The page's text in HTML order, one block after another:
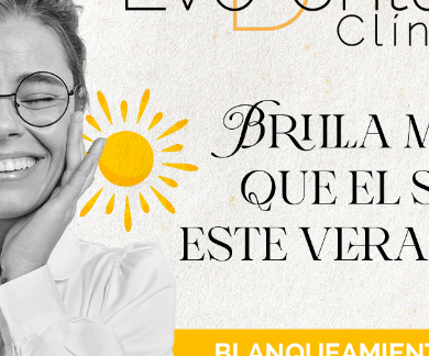
los regantes y tratar de asegurar a
pese a que hayan agotado ya sus